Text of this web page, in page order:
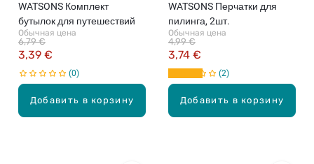
Добавить в корзину
WATSONS Комплект
бутылок для путешествий
Обычная цена
3,39 €
6,79 €
0
Добавить в корзину
WATSONS Перчатки для
пилинга, 2шт.
Обычная цена
3,74 €
4,99 €
2